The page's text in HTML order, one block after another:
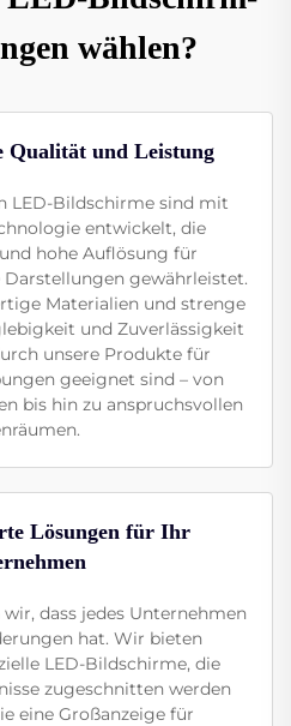
wählen?
Qualität und Leistung
LED-Bildschirme sind mit
entwickelt, die
hohe Auflösung für
gewährleistet.
Materialien und strenge
und Zuverlässigkeit
unsere Produkte für
geeignet sind – von
bis hin zu anspruchsvollen
Lösungen für Ihr
dass jedes Unternehmen
hat. Wir bieten
LED-Bildschirme, die
zugeschnitten werden
eine Großanzeige für